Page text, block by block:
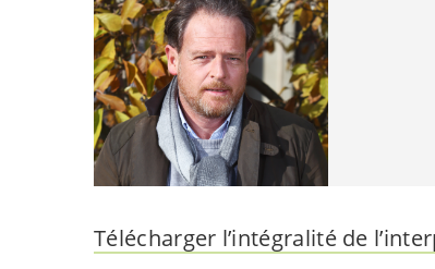
Télécharger l’intégralité de